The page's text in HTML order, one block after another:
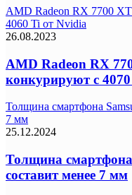
AMD Radeon RX 7700
4060 Ti от Nvidia
26.08.2023
AMD Radeon RX
конкурируют с
Толщина смартфона
7 мм
25.12.2024
Толщина
составит менее 7 мм